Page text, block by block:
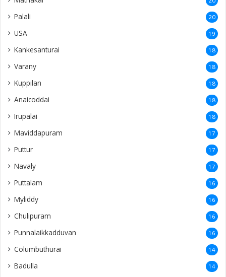
Palali 20
USA 19
Kankesanturai 18
Varany 18
Kuppilan 18
Anaicoddai 18
Irupalai 18
Maviddapuram 17
Puttur 17
Navaly 17
Puttalam 16
Myliddy 16
Chulipuram 16
Punnalaikkadduvan 16
Columbuthurai 14
Badulla 14